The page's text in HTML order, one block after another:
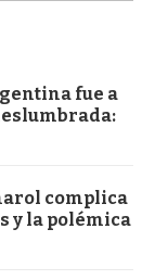
fue a
complica
y la polémica